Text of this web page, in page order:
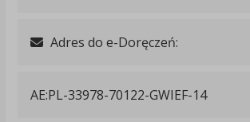
Adres do e-Doręczeń:
AE:PL-33978-70122-GWIEF-14